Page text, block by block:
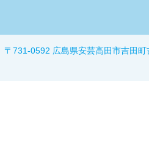
〒731-0592 広島県安芸高田市吉田